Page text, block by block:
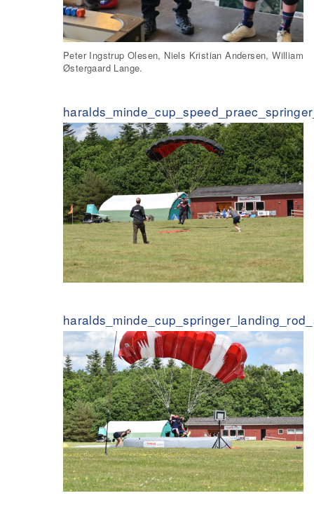
Peter Ingstrup Olesen, Niels Kristian Andersen, William
Østergaard Lange.